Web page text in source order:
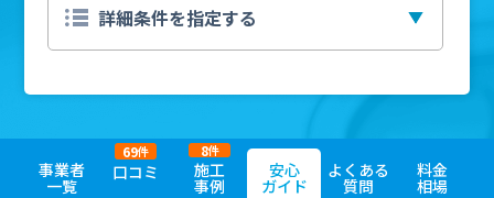
事業者
一覧
口コミ
69件
施工
事例
8件
安心
ガイド
よくある
質問
料金
相場